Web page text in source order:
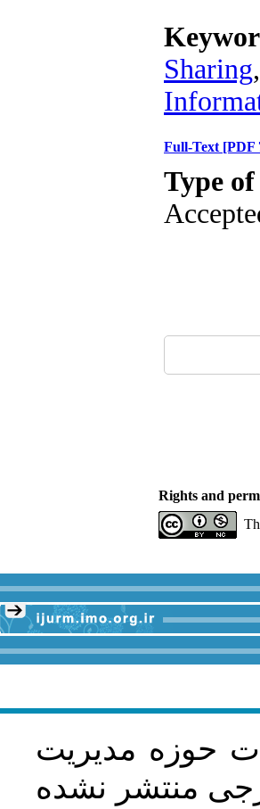
Sharing,
Full-Text [PDF
Type
Rights and
حوزه مديريت
منتشر نشده